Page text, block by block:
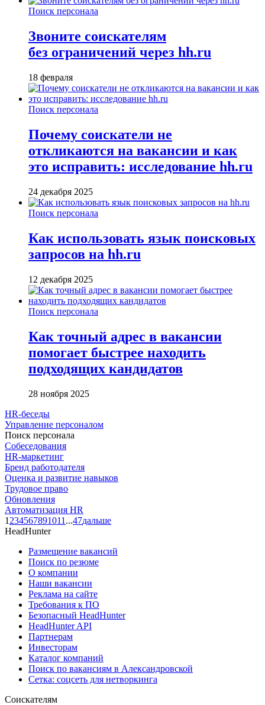
Поиск персонала
Звоните соискателям
без ограничений через hh.ru
18 февраля
Поиск персонала
Почему соискатели не
откликаются на вакансии и как
это исправить: исследование hh.ru
24 декабря 2025
Поиск персонала
Как использовать язык поисковых
запросов на hh.ru
12 декабря 2025
Поиск персонала
Как точный адрес в вакансии
помогает быстрее находить
подходящих кандидатов
28 ноября 2025
HR-беседы
Управление персоналом
Поиск персонала
Собеседования
HR-маркетинг
Бренд работодателя
Оценка и развитие навыков
Трудовое право
Обновления
Автоматизация HR
1 234567891011 ...47дальше
HeadHunter
Размещение вакансий
Поиск по резюме
О компании
Наши вакансии
Реклама на сайте
Требования к ПО
Безопасный HeadHunter
HeadHunter API
Партнерам
Инвесторам
Каталог компаний
Поиск по вакансиям в Александровской
Сетка: соцсеть для нетворкинга
Соискателям